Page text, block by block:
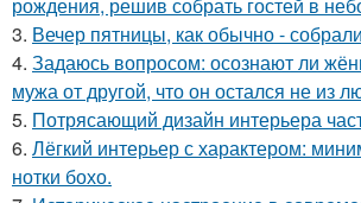
3. Вечер пятницы, как обычно -
4. Задаюсь вопросом: осознают ли
мужа от другой, что он остался не из
5. Потрясающий дизайн интерьера
6. Лёгкий интерьер с характером:
нотки бохо.